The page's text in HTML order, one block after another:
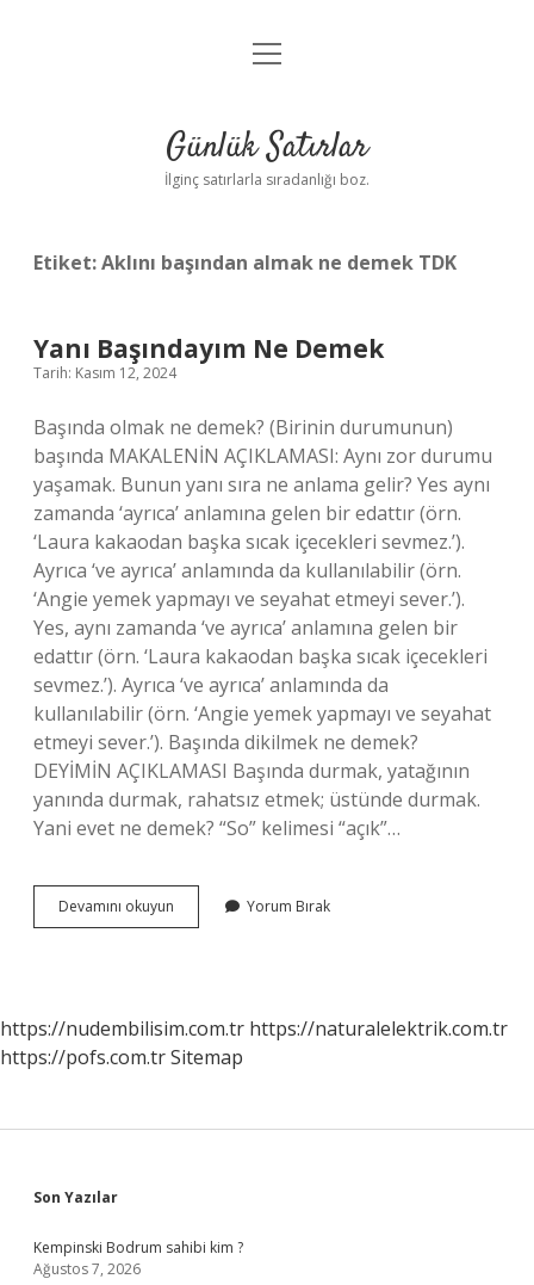
Anasayfa
Yasal Uyarı
menüyü
Günlük Satırlar
İlginç satırlarla sıradanlığı boz.
Etiket:Aklını başından almak ne demek TDK
Yanı Başındayım Ne Demek
Tarih: Kasım 12, 2024
Başında olmak ne demek? (Birinin durumunun)
başında MAKALENİN AÇIKLAMASI: Aynı zor durumu
yaşamak. Bunun yanı sıra ne anlama gelir? Yes aynı
zamanda ‘ayrıca’ anlamına gelen bir edattır (örn.
‘Laura kakaodan başka sıcak içecekleri sevmez.’).
Ayrıca ‘ve ayrıca’ anlamında da kullanılabilir (örn.
‘Angie yemek yapmayı ve seyahat etmeyi sever.’).
Yes, aynı zamanda ‘ve ayrıca’ anlamına gelen bir
edattır (örn. ‘Laura kakaodan başka sıcak içecekleri
sevmez.’). Ayrıca ‘ve ayrıca’ anlamında da
kullanılabilir (örn. ‘Angie yemek yapmayı ve seyahat
etmeyi sever.’). Başında dikilmek ne demek?
DEYİMİN AÇIKLAMASI Başında durmak, yatağının
yanında durmak, rahatsız etmek; üstünde durmak.
Yani evet ne demek? “So” kelimesi “açık”…
Devamını okuyun
Başındayım
Yorum Bırak
https://nudembilisim.com.tr https://naturalelektrik.com.tr
https://pofs.com.trSitemap
Sidebar
Son Yazılar
Kempinski Bodrum sahibi kim ?
Ağustos 7, 2026